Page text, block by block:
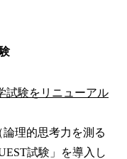
試験をリニューアル
理的思考力を測る
試験」を導入し